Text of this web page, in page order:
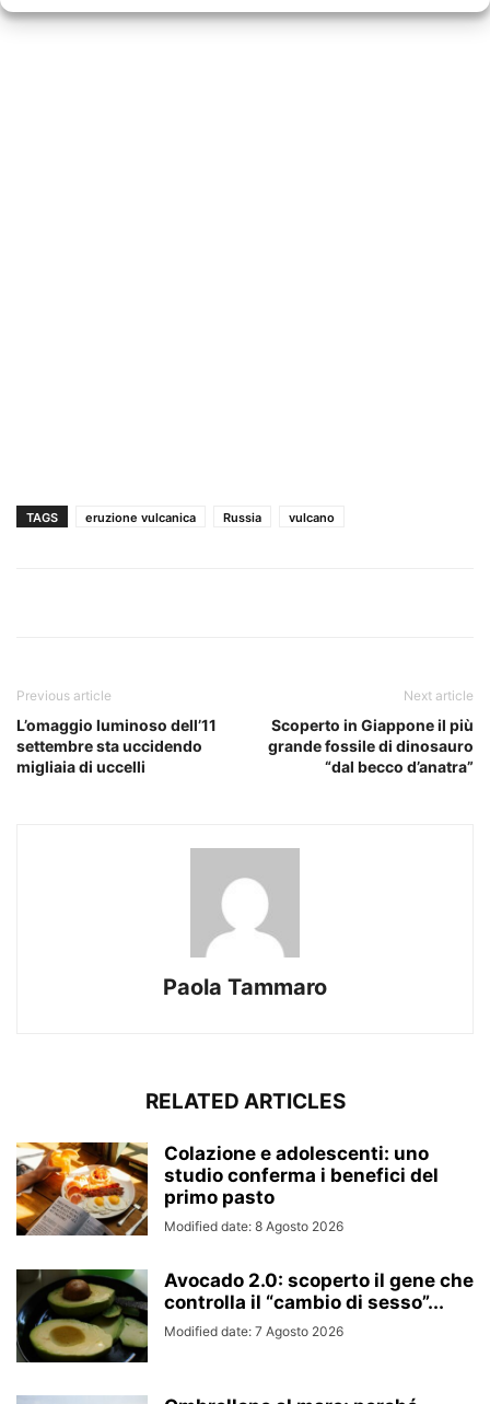
TAGS eruzione vulcanica Russia vulcano
Previous article
L’omaggio luminoso dell’11
settembre sta uccidendo
migliaia di uccelli
Next article
Scoperto in Giappone il più
grande fossile di dinosauro
“dal becco d’anatra”
Paola Tammaro
RELATED ARTICLES
Colazione e adolescenti: uno
studio conferma i benefici del
primo pasto
Modified date: 8 Agosto 2026
Avocado 2.0: scoperto il gene che
controlla il “cambio di sesso”...
Modified date: 7 Agosto 2026